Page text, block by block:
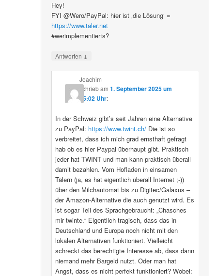
Hey!
FYI @Wero/PayPal: hier ist ‚die Lösung‘ =
https://www.taler.net
#werimplementierts?
Antworten ↓
Joachim
schriebam 1. September 2025 um
15:02 Uhr:
In der Schweiz gibt’s seit Jahren eine Alternative
zu PayPal: https://www.twint.ch/Die ist so
verbreitet, dass ich mich grad ernsthaft gefragt
hab ob es hier Paypal überhaupt gibt. Praktisch
jeder hat TWINT und man kann praktisch überall
damit bezahlen. Vom Hofladen in einsamen
Tälern (ja, es hat eigentlich überall Internet ;-))
über den Milchautomat bis zu Digitec/Galaxus –
der Amazon-Alternative die auch genutzt wird. Es
ist sogar Teil des Sprachgebraucht: „Chasches
mir twinte.“ Eigentlich tragisch, dass das in
Deutschland und Europa noch nicht mit den
lokalen Alternativen funktioniert. Vielleicht
schreckt das berechtigte Interesse ab, dass dann
niemand mehr Bargeld nutzt. Oder man hat
Angst, dass es nicht perfekt funktioniert? Wobei: